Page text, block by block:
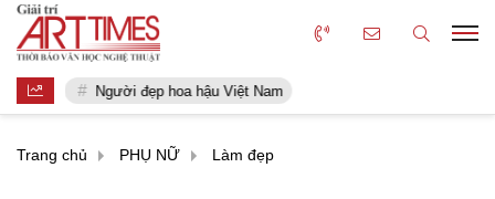
Người đẹp hoa hậu Việt Nam
Trang chủ PHỤ NỮ Làm đẹp